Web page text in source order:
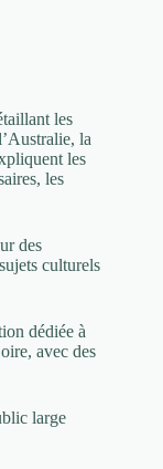
les
la
les
les
des
culturels
dédiée à
avec des
large